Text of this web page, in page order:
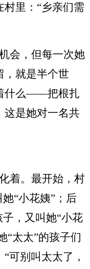
里：“乡亲们需
会，但每一次她
，就是半个世
什么——把根扎
这是她对一名共
着。最开始，村
“小花姨”；后
，又叫她“小花
“太太”的孩子们
可别叫太太了，